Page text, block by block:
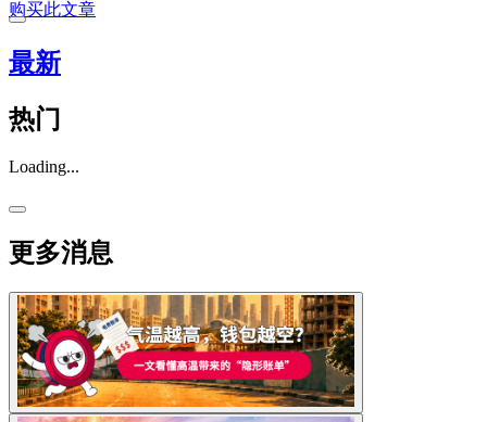
购买此文章
最新
热门
Loading...
更多消息